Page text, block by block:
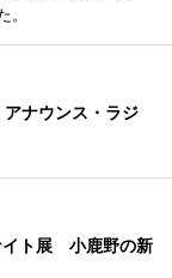
ナウンス・ラジ
イト展 小鹿野の新